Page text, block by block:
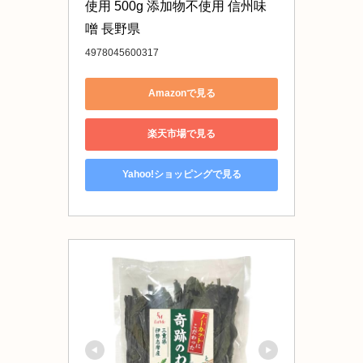
使用 500g 添加物不使用 信州味
噌 長野県
4978045600317
Amazonで見る
楽天市場で見る
Yahoo!ショッピングで見る